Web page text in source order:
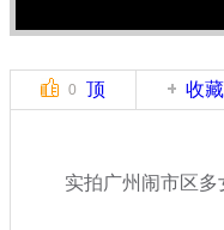
0 顶 收藏
实拍广州闹市区多